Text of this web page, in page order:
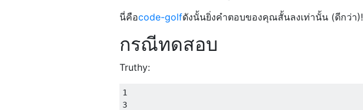
นี่คือcode-golfดังนั้นยิ่งคำตอบของคุณสั้นลงเท่านั้น (ดีกว่า)!
กรณีทดสอบ
Truthy:
1
3